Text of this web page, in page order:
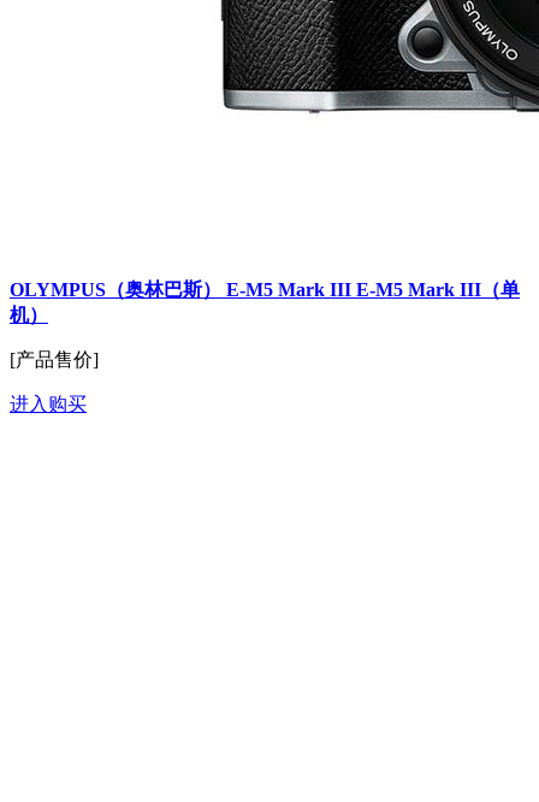
OLYMPUS（奥林巴斯） E-M5 Mark III E-M5 Mark III（单
机）
[产品售价]
进入购买